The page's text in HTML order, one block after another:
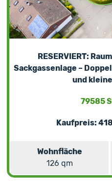
RESERVIERT:
Sackgassenlage –
und
79585
Kaufpreis:
Wohnfläche
126 qm